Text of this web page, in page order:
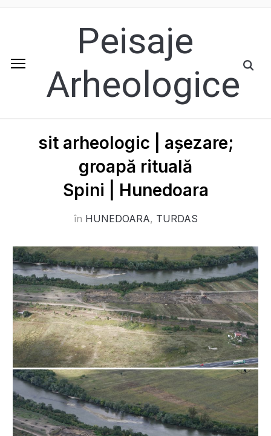
Peisaje
Arheologice
sit arheologic | așezare;
groapă rituală
Spini | Hunedoara
în HUNEDOARA, TURDAS